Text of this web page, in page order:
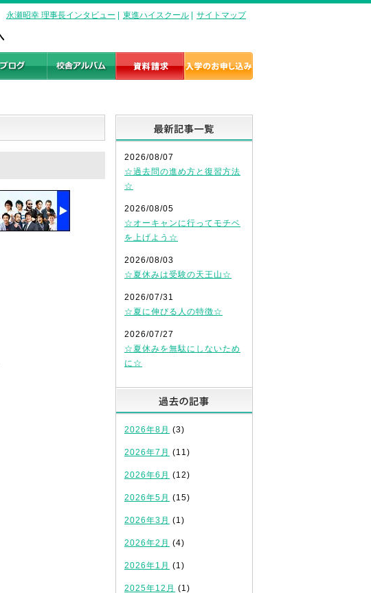
永瀬昭幸 理事長インタビュー 東進ハイスクール サイトマップ
2026/08/07
☆過去問の進め方と復習方法
☆
2026/08/05
☆オーキャンに行ってモチベ
を上げよう☆
2026/08/03
☆夏休みは受験の天王山☆
2026/07/31
☆夏に伸びる人の特徴☆
2026/07/27
☆夏休みを無駄にしないため
に☆
2026年8月 (3)
2026年7月 (11)
2026年6月 (12)
2026年5月 (15)
2026年3月 (1)
2026年2月 (4)
2026年1月 (1)
2025年12月 (1)